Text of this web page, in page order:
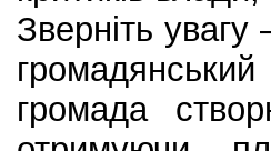
Зверніть
громадянський
громада